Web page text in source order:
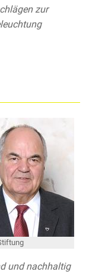
zur
und nachhaltig